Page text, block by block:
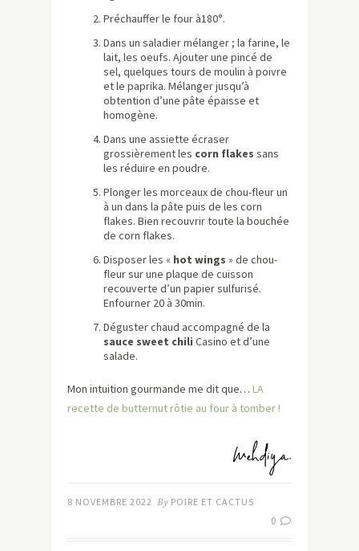
Préchauffer le four à180°.
Dans un saladier mélanger ; la farine, le
lait, les oeufs. Ajouter une pincé de
sel, quelques tours de moulin à poivre
et le paprika. Mélanger jusqu’à
obtention d’une pâte épaisse et
homogène.
Dans une assiette écraser
grossièrement les corn flakes sans
les réduire en poudre.
Plonger les morceaux de chou-fleur un
à un dans la pâte puis de les corn
flakes. Bien recouvrir toute la bouchée
de corn flakes.
Disposer les « hot wings » de chou-
fleur sur une plaque de cuisson
recouverte d’un papier sulfurisé.
Enfourner 20 à 30min.
Déguster chaud accompagné de la
sauce sweet chili Casino et d’une
salade.
Mon intuition gourmande me dit que… LA
recette de butternut rôtie au four à tomber !
8 NOVEMBRE 2022 By POIRE ET CACTUS
0